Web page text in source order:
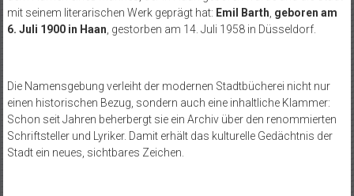
mit seinem literarischen Werk geprägt hat: Emil Barth geboren am
6. Juli 1900 in Haan , gestorben am 14. Juli 1958 in Düsseldorf.
Die Namensgebung verleiht der modernen Stadtbücherei nicht nur
einen historischen Bezug, sondern auch eine inhaltliche Klammer:
Schon seit Jahren beherbergt sie ein Archiv über den renommierten
Schriftsteller und Lyriker. Damit erhält das kulturelle Gedächtnis der
Stadt ein neues, sichtbares Zeichen.